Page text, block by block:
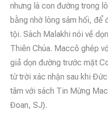
nhưng là con đường trong
bằng nhờ lòng sám hối, để
tội. Sách Malakhi nói về
Thiên Chúa. Maccô ghép
giả dọn đường trước mặt
từ trời xác nhận sau khi
tâm với sách Tin Mừng
Đoan, SJ).